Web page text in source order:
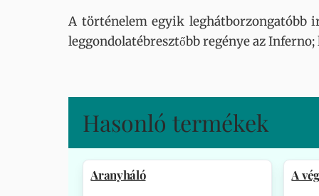
A történelem egyik leghátborzongatóbb
leggondolatébresztőbb regénye az
Hasonló termékek
Aranyháló A